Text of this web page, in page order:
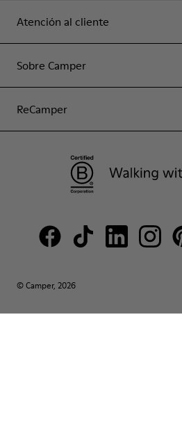
Atención al cliente
Sobre Camper
ReCamper
© Camper, 2026